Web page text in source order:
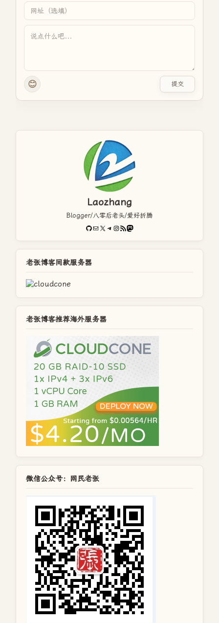
😊 提交
Laozhang
Blogger/八零后老头/爱好折腾
GitHub
电子邮件X Telegram
Instagram
RSS FeedMastodon
老张博客同款服务器
老张博客推荐海外服务器
微信公众号：网民老张